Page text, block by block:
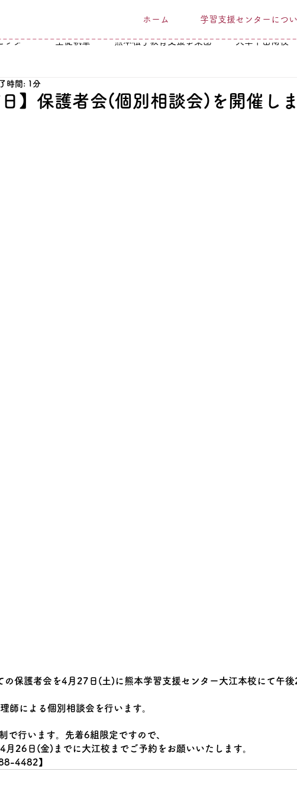
ホーム 学習支援センターにつ
ンター 生徒執筆 熊本私学教育支援事業団 天草下田南校
日】保護者会(個別相談会)を開催し
時間: 1分
の保護者会を4月27日(土)に熊本学習支援センター大江本校にて午
師による個別相談会を行います。
で行います。先着6組限定ですので、
月26日(金)までに大江校までご予約をお願いいたします。
4482】